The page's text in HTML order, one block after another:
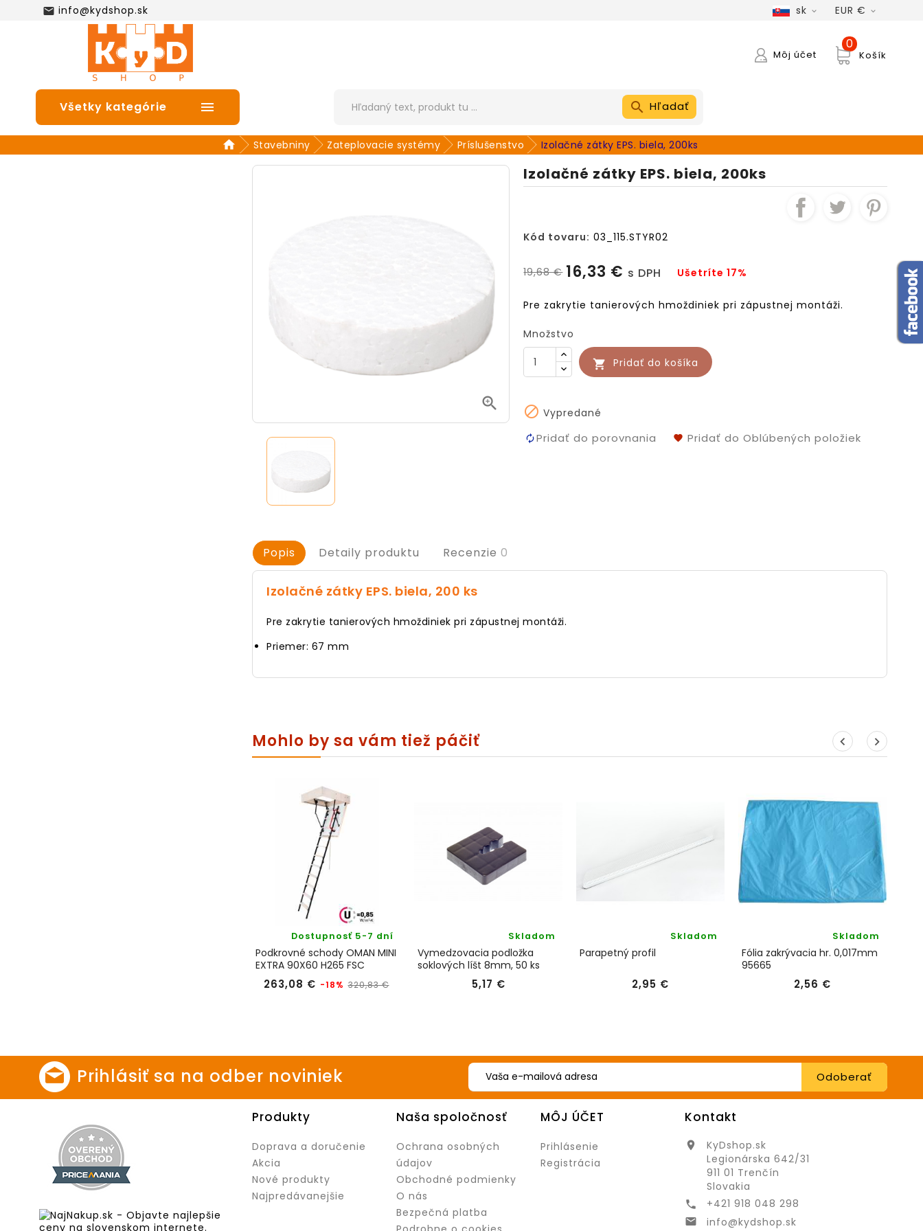
EUR € 
sk 
 info@kydshop.sk
Košík
0
Môj účet
Hľadať
Všetky kategórie 
Stavebniny Zateplovacie systémy Príslušenstvo Izolačné zátky EPS. biela, 200ks

Izolačné zátky EPS. biela, 200ks
Kód tovaru: 03_115.STYR02
19,68 € 16,33 € s DPH Ušetríte 17%
Pre zakrytie tanierových hmoždiniek pri zápustnej montáži.
Množstvo
 Pridať do košíka
 Vypredané
Pridať do porovnania Pridať do Oblúbených položiek
Popis Detaily produktu Recenzie 0
Izolačné zátky EPS. biela, 200 ks
Pre zakrytie tanierových hmoždiniek pri zápustnej montáži.
Priemer: 67 mm
Mohlo by sa vám tiež páčiť
Podkrovné schody OMAN MINI
EXTRA 90X60 H265 FSC
TSS30115
263,08 € Bežná
-18% 320,83 €
Dostupnosť 5-7 dní
Cena
Vymedzovacia podložka
soklových líšt 8mm, 50 ks
5,17 €
Skladom
Cena
Parapetný profil
2,95 €
Skladom
Fólia zakrývacia hr. 0,017mm
95665
2,56 €
Skladom
Prihlásiť sa na odber noviniek
Produkty
Doprava a doručenie
Akcia
Nové produkty
Najpredávanejšie
Naša spoločnosť
Ochrana osobných
údajov
Obchodné podmienky
O nás
Bezpečná platba
MÔJ ÚČET
Prihlásenie
Registrácia
Kontakt

KyDshop.sk
Legionárska 642/31
911 01 Trenčín
Slovakia
 +421 918 048 298
 info@kydshop.sk